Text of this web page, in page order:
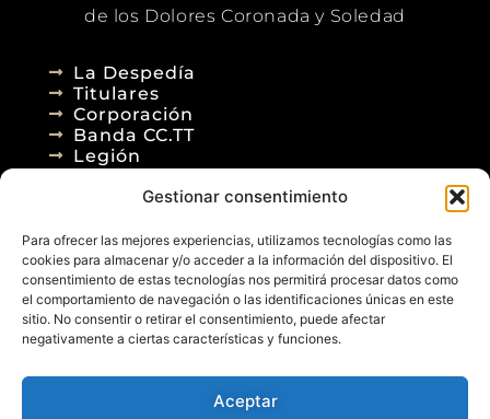
Gestionar consentimiento
Para ofrecer las mejores experiencias, utilizamos tecnologías como las
cookies para almacenar y/o acceder a la información del dispositivo. El
consentimiento de estas tecnologías nos permitirá procesar datos como
el comportamiento de navegación o las identificaciones únicas en este
sitio. No consentir o retirar el consentimiento, puede afectar
negativamente a ciertas características y funciones.
Aceptar
de los Dolores Coronada y Soledad
La Despedía
Titulares
Corporación
Banda CC.TT
Legión
Agenda
Blog
Contacto